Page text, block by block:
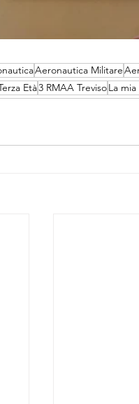
Aeronautica Militare
Età3 RMAA TrevisoLa